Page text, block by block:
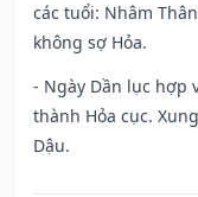
các tuổi: Nhâm
không sợ Hỏa.
- Ngày Dần lục hợp
thành Hỏa cục.
Dậu.